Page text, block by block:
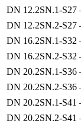
DN 12.2SN.1-S27
DN 12.2SN.2-S27
DN 16.2SN.1-S32
DN 16.2SN.2-S32
DN 20.2SN.1-S36
DN 20.2SN.2-S36
DN 20.2SN.1-S41
DN 20.2SN.2-S41